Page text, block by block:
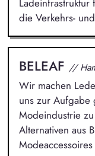
die Verkehrs-
BELEAF //
Wir machen
uns zur Aufgabe
Modeindustrie
Alternativen aus